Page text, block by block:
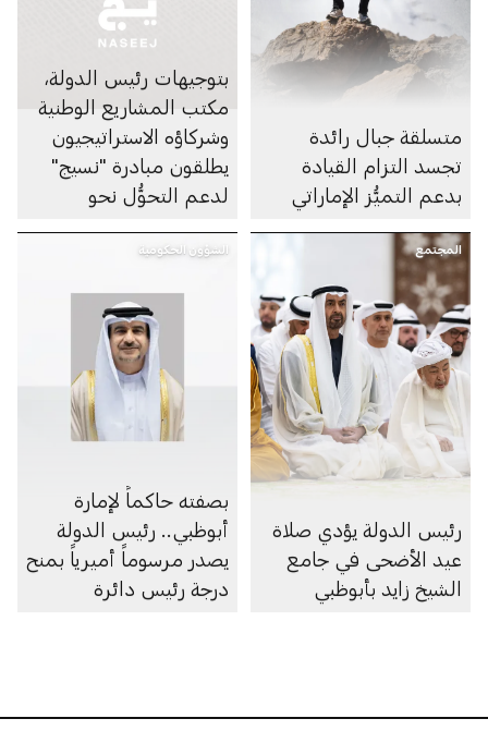
متسلقة جبال رائدة
تجسد التزام القيادة
بدعم التميُّز الإماراتي
بتوجيهات رئيس الدولة،
مكتب المشاريع الوطنية
وشركاؤه الاستراتيجيون
يطلقون مبادرة "نسيج"
لدعم التحوُّل نحو
المجتمع
رئيس الدولة يؤدي صلاة
عيد الأضحى في جامع
الشيخ زايد بأبوظبي
الشؤون الحكومية
بصفته حاكماً لإمارة
أبوظبي.. رئيس الدولة
يصدر مرسوماً أميرياً بمنح
درجة رئيس دائرة